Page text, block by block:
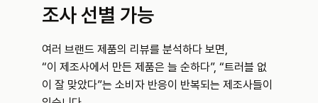
조사 선별 가능
여러 브랜드 제품의 리뷰를 분석하다 보면,
“이 제조사에서 만든 제품은 늘 순하다”, “트러블 없
이 잘 맞았다”는 소비자 반응이 반복되는 제조사들이